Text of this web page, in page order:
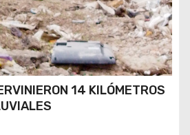
14 KILÓMETROS